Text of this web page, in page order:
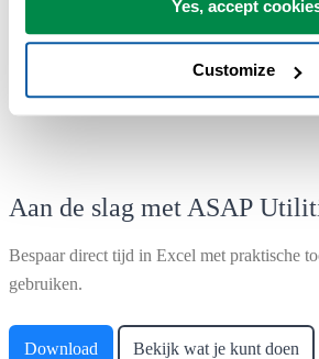
Yes, accept
Customize
Aan de slag met ASAP
Bespaar direct tijd in Excel met praktische
gebruiken.
Download Bekijk wat je kunt doen